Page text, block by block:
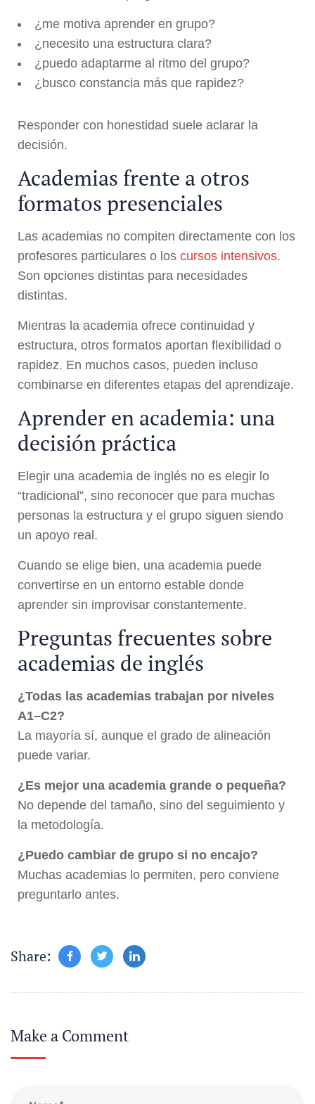
¿me motiva aprender en grupo?
¿necesito una estructura clara?
¿puedo adaptarme al ritmo del grupo?
¿busco constancia más que rapidez?
Responder con honestidad suele aclarar la
decisión.
Academias frente a otros
formatos presenciales
Las academias no compiten directamente con los
profesores particulares o los cursos intensivos.
Son opciones distintas para necesidades
distintas.
Mientras la academia ofrece continuidad y
estructura, otros formatos aportan flexibilidad o
rapidez. En muchos casos, pueden incluso
combinarse en diferentes etapas del aprendizaje.
Aprender en academia: una
decisión práctica
Elegir una academia de inglés no es elegir lo
“tradicional”, sino reconocer que para muchas
personas la estructura y el grupo siguen siendo
un apoyo real.
Cuando se elige bien, una academia puede
convertirse en un entorno estable donde
aprender sin improvisar constantemente.
Preguntas frecuentes sobre
academias de inglés
¿Todas las academias trabajan por niveles
A1–C2?
La mayoría sí, aunque el grado de alineación
puede variar.
¿Es mejor una academia grande o pequeña?
No depende del tamaño, sino del seguimiento y
la metodología.
¿Puedo cambiar de grupo si no encajo?
Muchas academias lo permiten, pero conviene
preguntarlo antes.
Share:
Make a Comment